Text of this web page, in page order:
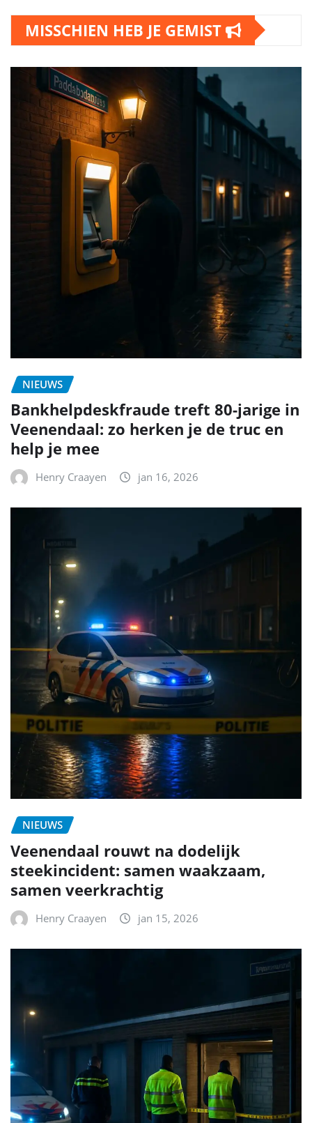
MISSCHIEN HEB JE GEMIST
NIEUWS
Bankhelpdeskfraude treft 80-jarige in
Veenendaal: zo herken je de truc en
help je mee
Henry Craayen jan 16, 2026
NIEUWS
Veenendaal rouwt na dodelijk
steekincident: samen waakzaam,
samen veerkrachtig
Henry Craayen jan 15, 2026